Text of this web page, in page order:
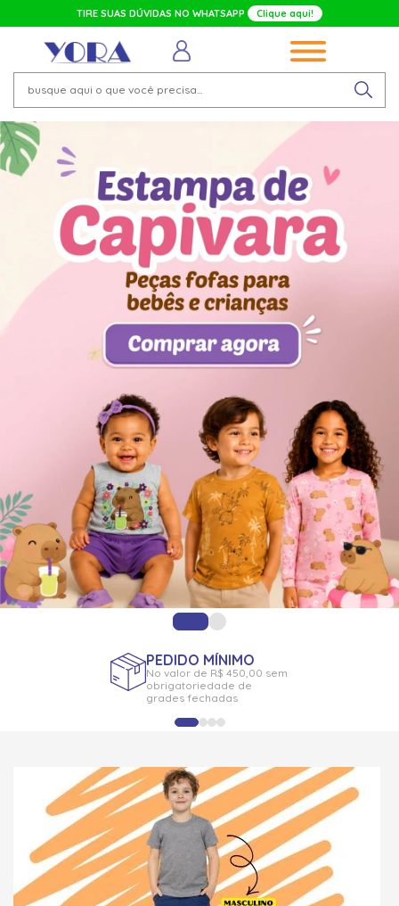
TIRE SUAS DÚVIDAS NO WHATSAPP Clique aqui!
PEDIDO MÍNIMO
No valor de R$ 450,00 sem
obrigatoriedade de
grades fechadas